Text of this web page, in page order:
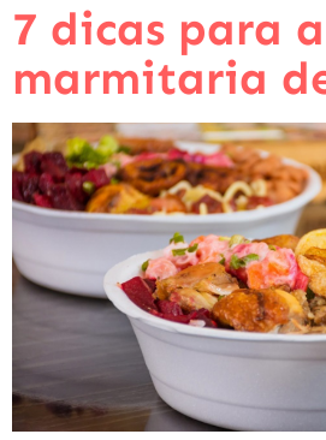
7 dicas para
marmitaria